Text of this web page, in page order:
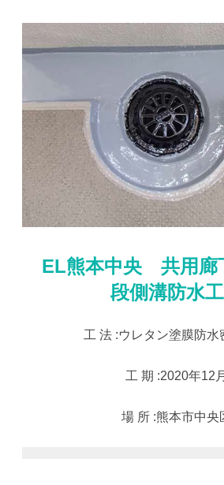
EL熊本中央 共用廊
段側溝防水
工 法 :ウレタン塗膜防水
工 期 :2020年12月
場 所 :熊本市中央